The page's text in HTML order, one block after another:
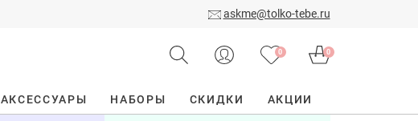
askme@tolko-tebe.ru
0 0
АКСЕССУАРЫ НАБОРЫ СКИДКИ АКЦИИ